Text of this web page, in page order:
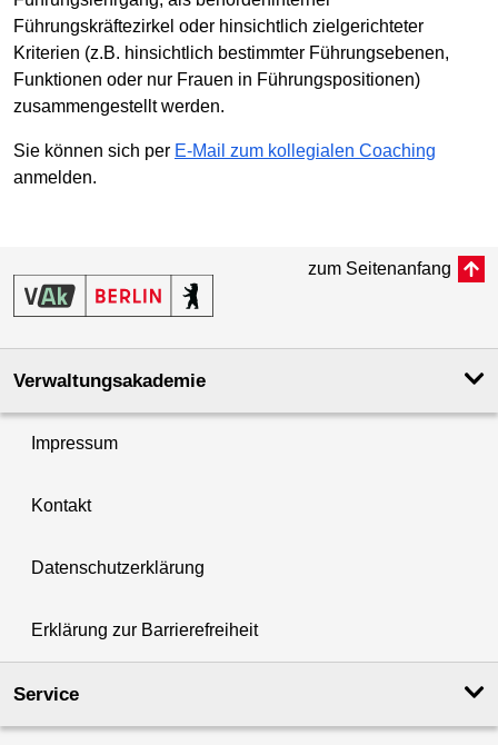
Führungskräftezirkel oder hinsichtlich zielgerichteter
Kriterien (z.B. hinsichtlich bestimmter Führungsebenen,
Funktionen oder nur Frauen in Führungspositionen)
zusammengestellt werden.
Sie können sich per E-Mail zum kollegialen Coaching
anmelden.
zum Seitenanfang
Verwaltungsakademie
Impressum
Kontakt
Datenschutzerklärung
Erklärung zur Barrierefreiheit
Service